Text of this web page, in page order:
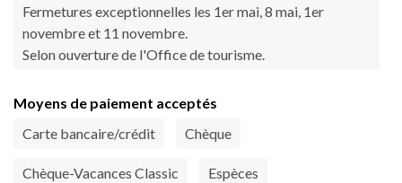
Fermetures exceptionnelles les 1er mai, 8 mai, 1er
novembre et 11 novembre.
Selon ouverture de l'Office de tourisme.
Moyens de paiement acceptés
Carte bancaire/crédit
Chèque
Chèque-Vacances Classic Espèces